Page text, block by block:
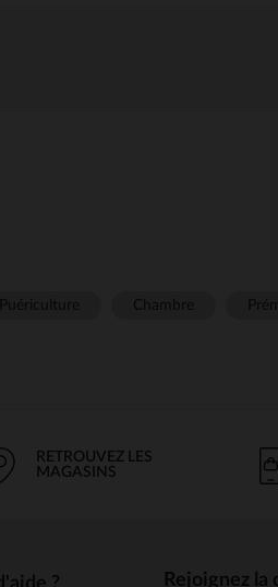
RETROUVEZ LES
MAGASINS
Rejoignez la